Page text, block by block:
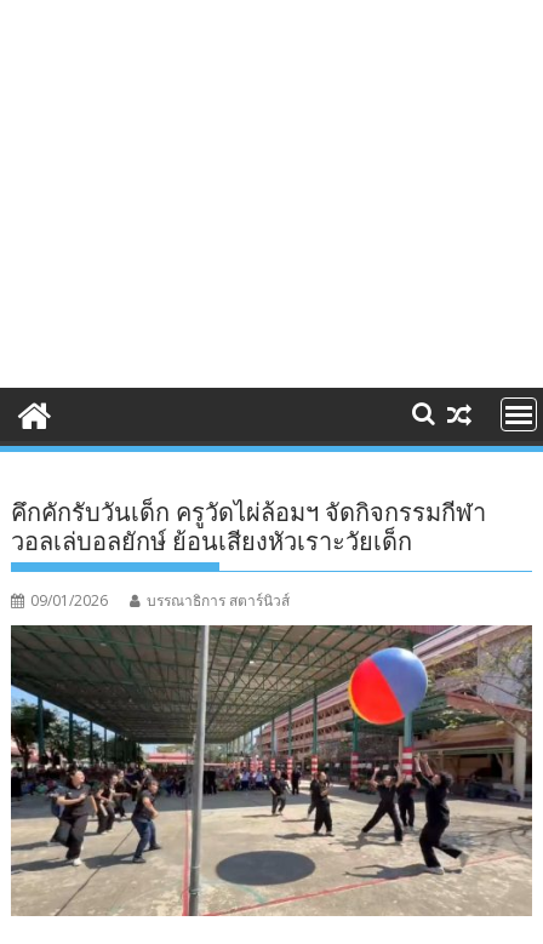
คึกคักรับวันเด็ก ครูวัดไผ่ล้อมฯ จัดกิจกรรมกีฬา
วอลเล่บอลยักษ์ ย้อนเสียงหัวเราะวัยเด็ก
09/01/2026 บรรณาธิการ สตาร์นิวส์